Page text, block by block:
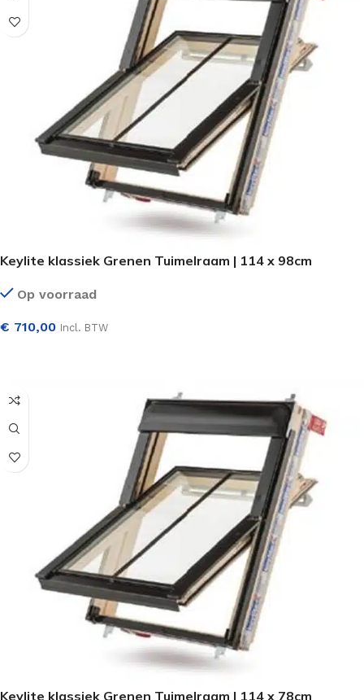
Keylite klassiek Grenen Tuimelraam | 114 x 98cm
Op voorraad
€ 710,00 Incl. BTW
Keylite klassiek Grenen Tuimelraam | 114 x 78cm